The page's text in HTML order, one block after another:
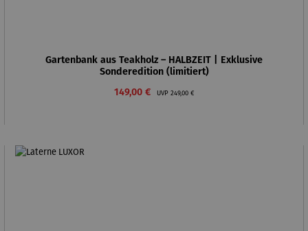
Gartenbank aus Teakholz – HALBZEIT | Exklusive
Sonderedition (limitiert)
Verkaufspreis:
149,00 € UVP Regulärer Preis:
249,00 €